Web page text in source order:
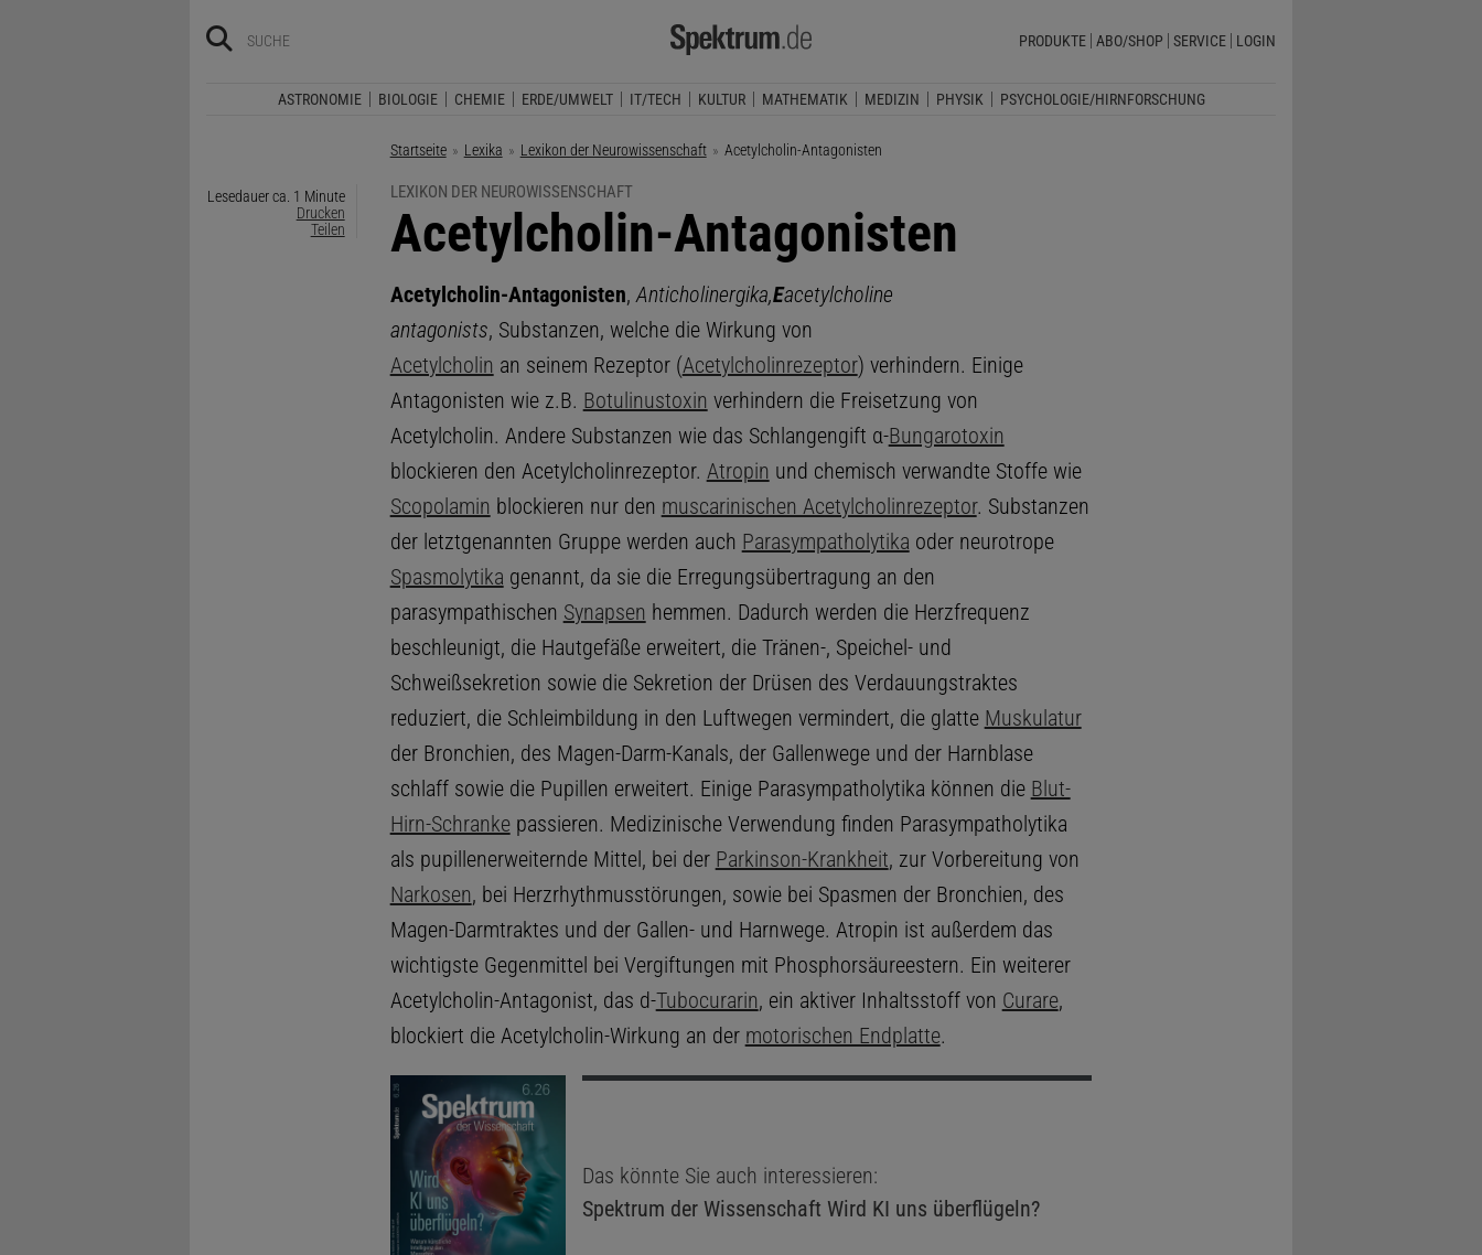
PRODUKTE ABO/SHOP SERVICE LOGIN
ASTRONOMIE BIOLOGIE CHEMIE ERDE/UMWELT IT/TECH KULTUR MATHEMATIK MEDIZIN PHYSIK PSYCHOLOGIE/HIRNFORSCHUNG
Startseite Lexika Lexikon der Neurowissenschaft Aktuelle Seite:
Acetylcholin-Antagonisten
Lesedauer ca. 1 Minute
Drucken
Teilen
LEXIKON DER NEUROWISSENSCHAFT
:
Acetylcholin-Antagonisten
Acetylcholin-Antagonisten, Anticholinergika,Eacetylcholine
antagonists, Substanzen, welche die Wirkung von
Acetylcholin an seinem Rezeptor (Acetylcholinrezeptor) verhindern. Einige
Antagonisten wie z.B. Botulinustoxin verhindern die Freisetzung von
Acetylcholin. Andere Substanzen wie das Schlangengift α-Bungarotoxin
blockieren den Acetylcholinrezeptor. Atropin und chemisch verwandte Stoffe wie
Scopolamin blockieren nur den muscarinischen Acetylcholinrezeptor. Substanzen
der letztgenannten Gruppe werden auch Parasympatholytika oder neurotrope
Spasmolytika genannt, da sie die Erregungsübertragung an den
parasympathischen Synapsen hemmen. Dadurch werden die Herzfrequenz
beschleunigt, die Hautgefäße erweitert, die Tränen-, Speichel- und
Schweißsekretion sowie die Sekretion der Drüsen des Verdauungstraktes
reduziert, die Schleimbildung in den Luftwegen vermindert, die glatte Muskulatur
der Bronchien, des Magen-Darm-Kanals, der Gallenwege und der Harnblase
schlaff sowie die Pupillen erweitert. Einige Parasympatholytika können die Blut-
Hirn-Schrankepassieren. Medizinische Verwendung finden Parasympatholytika
als pupillenerweiternde Mittel, bei der Parkinson-Krankheit, zur Vorbereitung von
Narkosen, bei Herzrhythmusstörungen, sowie bei Spasmen der Bronchien, des
Magen-Darmtraktes und der Gallen- und Harnwege. Atropin ist außerdem das
wichtigste Gegenmittel bei Vergiftungen mit Phosphorsäureestern. Ein weiterer
Acetylcholin-Antagonist, das d-Tubocurarin, ein aktiver Inhaltsstoff von Curare,
blockiert die Acetylcholin-Wirkung an der motorischen Endplatte.
Das könnte Sie auch interessieren:
Spektrum der Wissenschaft Wird KI uns überflügeln?